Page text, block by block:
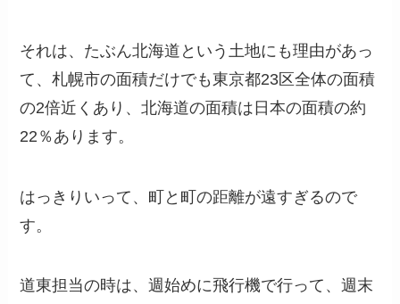
それは、たぶん北海道という土地にも理由があっ
て、札幌市の面積だけでも東京都23区全体の面積
の2倍近くあり、北海道の面積は日本の面積の約
22％あります。
はっきりいって、町と町の距離が遠すぎるので
す。
道東担当の時は、週始めに飛行機で行って、週末